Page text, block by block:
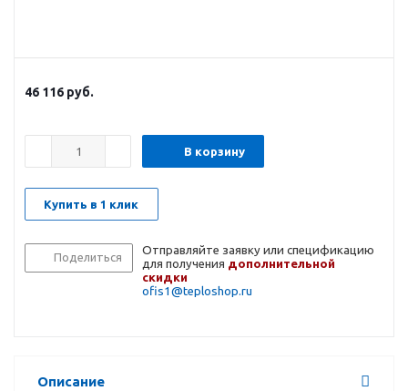
46 116 руб.
В корзину
Купить в 1 клик
Поделиться
Отправляйте заявку или спецификацию
для получения дополнительной
скидки
ofis1@teploshop.ru
Описание